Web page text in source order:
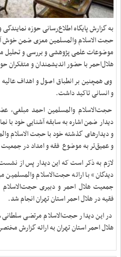
به گزارش پایگاه اطلاع‌رسانی حوزه
حجت الاسلام والمسلمین معزی ضمن خوش
موضوعات علمی پژوهشی و بررسی و
هلال‌احمر با حضور اندیشمندان و متفکران
وی همچنین بر انطباق اصول و اهداف
و انسانی تاکید داشت.
حجت‌الاسلام والمسلمین احمد مبلغی،
دیدار ضمن اشاره به سابقه آشنایی خود با
و دیدارهای گذشته خود با حجت الاسلام
و عمیق‌تر به موضوع فقه و امداد در جمعیت
لازم به ذکر است که این دیدار پس از
دیدگان» با ارائه حجت‌الاسلام
جمعیت هلال احمر و دبیری حجت‌الاسلام
فقیه در هلال احمر استان تهران انجام شد.
در این دیدار حجت‌الاسلام مرتضی
هلال احمر استان تهران به ارائه گزارش